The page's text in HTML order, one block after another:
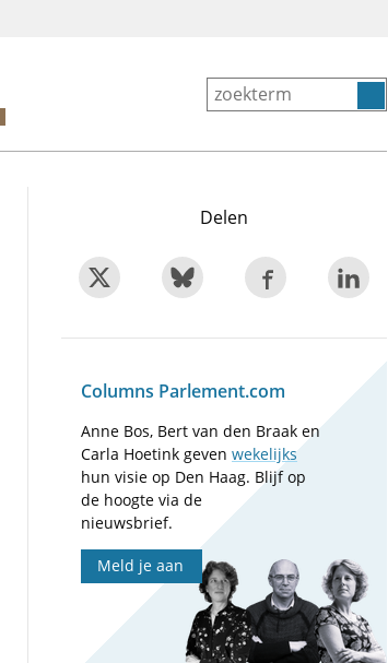
Delen
Columns Parlement.com
Anne Bos, Bert van den Braak en
Carla Hoetink gevenwekelijks
hun visie op Den Haag. Blijf op
de hoogte via de
nieuwsbrief.
Meld je aan